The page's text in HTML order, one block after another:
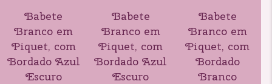
Babete
Branco em
Piquet, com
Bordado Azul
Escuro
Babete
Branco em
Piquet, com
Bordado Azul
Escuro
Babete
Branco em
Piquet, com
Bordado
Branco